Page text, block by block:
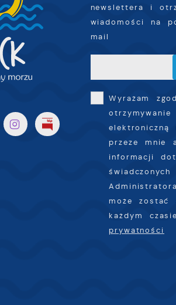
newslettera i
wiadomości na
mail
Wyrażam
otrzymywanie
elektroniczną
przeze mnie
informacji
świadczonych
może zostać
każdym
prywatności